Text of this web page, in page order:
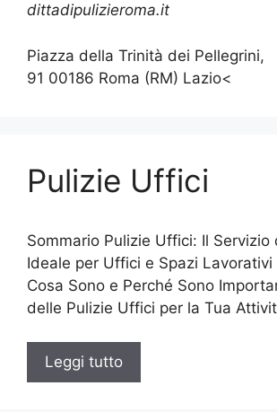
dittadipulizieroma.it
Piazza della Trinità dei Pellegrini,
91 00186 Roma (RM) Lazio<
Pulizie Uffici
Sommario Pulizie Uffici: Il Servizio
Ideale per Uffici e Spazi
Cosa Sono e Perché Sono
delle Pulizie Uffici per la Tua
Leggi tutto